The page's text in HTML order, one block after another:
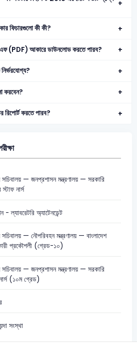
ফিচারগুলো কী কী?
(PDF) আকারে ডাউনলোড করতে পারব?
করবেন?
করতে পারব?
সচিবালয় — জনপ্রশাসন মন্ত্রণালয় — সরকারি
নার্স
- ল্যাবরেটরি অ্যাটেনডেন্ট
সচিবালয় — নৌপরিবহন মন্ত্রণালয় — বাংলাদেশ
প্রকৌশলী (গ্রেড-১০)
সচিবালয় — জনপ্রশাসন মন্ত্রণালয় — সরকারি
(১০ম গ্রেড)
সংস্থা